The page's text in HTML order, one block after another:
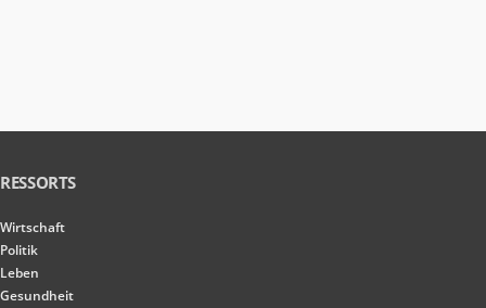
RESSORTS
Wirtschaft
Politik
Leben
Gesundheit